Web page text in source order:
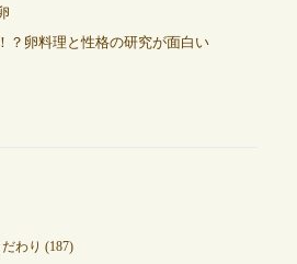
？卵料理と性格の研究が面白い
わり (187)